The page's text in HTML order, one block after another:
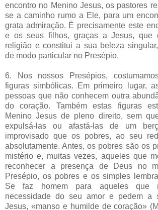
encontro no Menino Jesus, os pastores
se a caminho rumo a Ele, para um
grata admiração. É precisamente este
e os seus filhos, graças a Jesus, que
religião e constitui a sua beleza
de modo particular no Presépio.
6. Nos nossos Presépios,
figuras simbólicas. Em primeiro lugar,
pessoas que não conhecem outra
do coração. Também estas figuras
Menino Jesus de pleno direito, sem
expulsá-las ou afastá-las de um
improvisado que os pobres, ao seu
absolutamente. Antes, os pobres são os
mistério e, muitas vezes, aqueles que
reconhecer a presença de Deus no
Presépio, os pobres e os simples
Se faz homem para aqueles que
necessidade do seu amor e pedem a
Jesus, «manso e humilde de coração»